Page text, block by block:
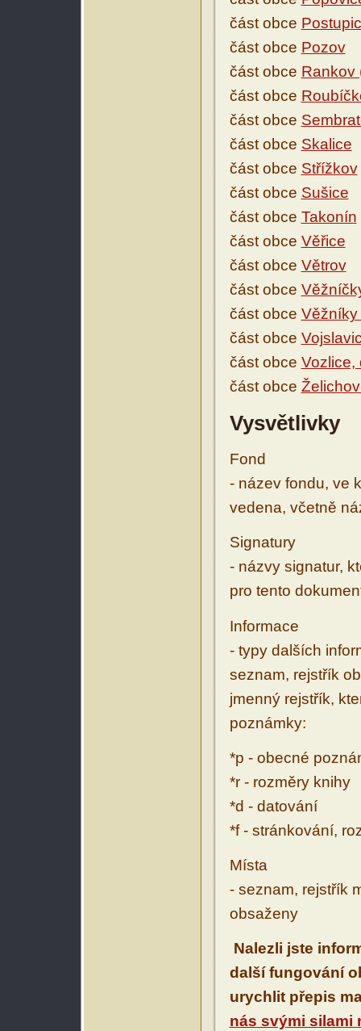
část obce
část obce Pozov
část obce Rankov
část obce
část obce
část obce Skalice
část obce Střížkov
část obce Sušice
část obce Takonín
část obce Věřice
část obce Větrov
část obce
část obce Věžníky
část obce
část obce Vozlice,
část obce
Vysvětlivky
Fond
- název fondu, ve
vedena, včetně
Signatury
- názvy signatur,
pro tento
Informace
- typy dalších
seznam, rejstřík
jmenný rejstřík,
poznámky:
*p - obecné
*r - rozměry knihy
*d - datování
*f - stránkování,
Místa
- seznam, rejstřík
obsaženy
Nalezli jste
další fungování
urychlit přepis
nás svými silami